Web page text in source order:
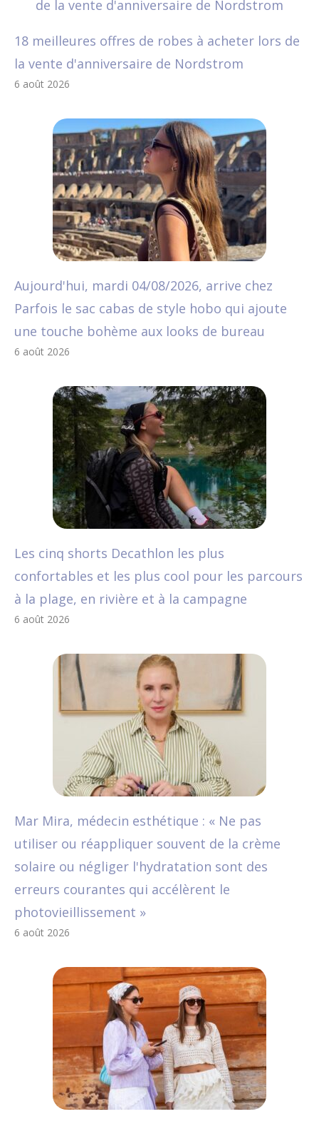
18 meilleures offres de robes à acheter lors de
la vente d'anniversaire de Nordstrom
6 août 2026
Aujourd'hui, mardi 04/08/2026, arrive chez
Parfois le sac cabas de style hobo qui ajoute
une touche bohème aux looks de bureau
6 août 2026
Les cinq shorts Decathlon les plus
confortables et les plus cool pour les parcours
à la plage, en rivière et à la campagne
6 août 2026
Mar Mira, médecin esthétique : « Ne pas
utiliser ou réappliquer souvent de la crème
solaire ou négliger l'hydratation sont des
erreurs courantes qui accélèrent le
photovieillissement »
6 août 2026